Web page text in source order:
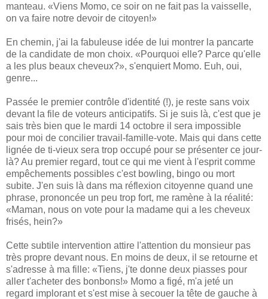
manteau. «Viens Momo, ce soir on ne fait pas la vaisselle,
on va faire notre devoir de citoyen!»
En chemin, j'ai la fabuleuse idée de lui montrer la pancarte
de la candidate de mon choix. «Pourquoi elle? Parce qu'elle
a les plus beaux cheveux?», s'enquiert Momo. Euh, oui,
genre...
Passée le premier contrôle d'identité (!), je reste sans voix
devant la file de voteurs anticipatifs. Si je suis là, c'est que je
sais très bien que le mardi 14 octobre il sera impossible
pour moi de concilier travail-famille-vote. Mais qui dans cette
lignée de ti-vieux sera trop occupé pour se présenter ce jour-
là? Au premier regard, tout ce qui me vient à l'esprit comme
empêchements possibles c'est bowling, bingo ou mort
subite. J'en suis là dans ma réflexion citoyenne quand une
phrase, prononcée un peu trop fort, me ramène à la réalité:
«Maman, nous on vote pour la madame qui a les cheveux
frisés, hein?»
Cette subtile intervention attire l'attention du monsieur pas
très propre devant nous. En moins de deux, il se retourne et
s'adresse à ma fille: «Tiens, j'te donne deux piasses pour
aller t'acheter des bonbons!» Momo a figé, m'a jeté un
regard implorant et s'est mise à secouer la tête de gauche à